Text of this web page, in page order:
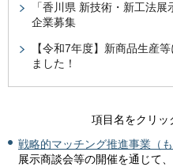
「香川県 新技術・新工法
企業募集
【令和7年度】新商品生産
ました！
項目名をクリッ
戦略的マッチング推進事業（も
展示商談会等の開催を通じて